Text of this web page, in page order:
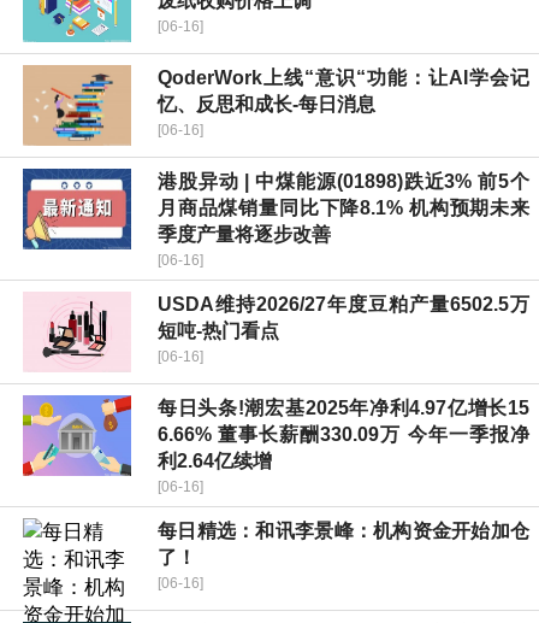
[06-16]
QoderWork上线“意识“功能：让AI学会记
忆、反思和成长-每日消息
[06-16]
港股异动 | 中煤能源(01898)跌近3% 前5个
月商品煤销量同比下降8.1% 机构预期未来
季度产量将逐步改善
[06-16]
USDA维持2026/27年度豆粕产量6502.5万
短吨-热门看点
[06-16]
每日头条!潮宏基2025年净利4.97亿增长15
6.66% 董事长薪酬330.09万 今年一季报净
利2.64亿续增
[06-16]
每日精选：和讯李景峰：机构资金开始加仓
了！
[06-16]